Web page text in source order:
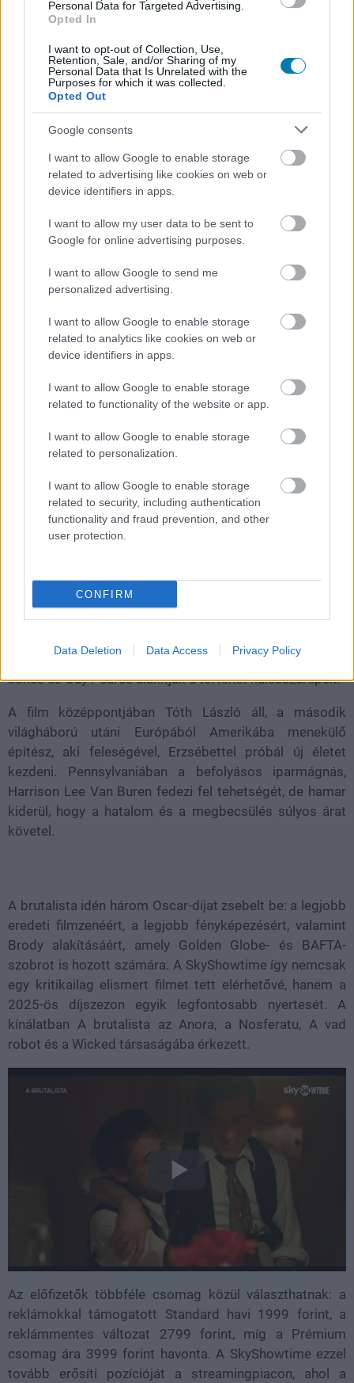
Personal Data for Targeted Advertising.
Opted In
I want to opt-out of Collection, Use,
Retention, Sale, and/or Sharing of my
Personal Data that Is Unrelated with the
Purposes for which it was collected.
Opted Out
Google consents
I want to allow Google to enable storage
related to advertising like cookies on web or
device identifiers in apps.
I want to allow my user data to be sent to
Google for online advertising purposes.
I want to allow Google to send me
personalized advertising.
I want to allow Google to enable storage
related to analytics like cookies on web or
device identifiers in apps.
I want to allow Google to enable storage
related to functionality of the website or app.
I want to allow Google to enable storage
related to personalization.
I want to allow Google to enable storage
related to security, including authentication
functionality and fraud prevention, and other
user protection.
CONFIRM
Data Deletion Data Access Privacy Policy
#labubu #rupaul – drag queen leszek!
Végre megérkezett a
SkyShowtime-ra Adrien Brody 3
Oscar-díjjal jutalmazott,
magyar vonatkozású filmje
Mostantól streamelhetjük Adrien Brody
legújabb Oscar-díjas alakítását.
Unmute Loaded
A brutalista szeptember 16-tól, azaz mától elérhető a
SkyShowtime kínálatában, és ezzel egy újabb darabbal
bővült a platform idei Oscar-gála válogatása. A
Corbet, a főszerepben Adrien Brody, mellette Felicity
Jones és Guy Pearce alakítják a történet kulcsszerepeit.
A film középpontjában Tóth László áll, a második
világháború utáni Európából Amerikába menekülő
építész, aki feleségével, Erzsébettel próbál új életet
kezdeni. Pennsylvaniában a befolyásos iparmágnás,
Harrison Lee Van Buren fedezi fel tehetségét, de hamar
kiderül, hogy a hatalom és a megbecsülés súlyos árat
követel.
A brutalista idén három Oscar-díjat zsebelt be: a legjobb
eredeti filmzenéért, a legjobb fényképezésért, valamint
Brody alakításáért, amely Golden Globe- és BAFTA-
szobrot is hozott számára. A SkyShowtime így nemcsak
egy kritikailag elismert filmet tett elérhetővé, hanem a
2025-ös díjszezon egyik legfontosabb nyertesét. A
kínálatban A brutalista az Anora, a Nosferatu, A vad
robot és a Wicked társaságába érkezett.
Az előfizetők többféle csomag közül választhatnak: a
reklámokkal támogatott Standard havi 1999 forint, a
reklámmentes változat 2799 forint, míg a Prémium
csomag ára 3999 forint havonta. A SkyShowtime ezzel
tovább erősíti pozícióját a streamingpiacon, ahol a